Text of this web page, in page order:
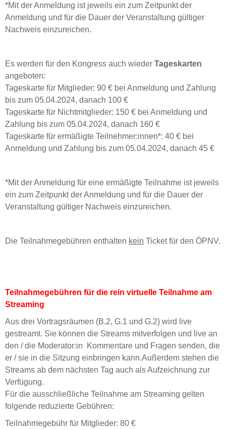
*Mit der Anmeldung ist jeweils ein zum Zeitpunkt der
Anmeldung und für die Dauer der Veranstaltung gültiger
Nachweis einzureichen.
Es werden für den Kongress auch wieder Tageskarten
angeboten:
Tageskarte für Mitglieder: 90 € bei Anmeldung und Zahlung
bis zum 05.04.2024, danach 100 €
Tageskarte für Nichtmitglieder: 150 € bei Anmeldung und
Zahlung bis zum 05.04.2024, danach 160 €
Tageskarte für ermäßigte Teilnehmer:innen*: 40 € bei
Anmeldung und Zahlung bis zum 05.04.2024, danach 45 €
*Mit der Anmeldung für eine ermäßigte Teilnahme ist jeweils
ein zum Zeitpunkt der Anmeldung und für die Dauer der
Veranstaltung gültiger Nachweis einzureichen.
Die Teilnahmegebühren enthalten kein Ticket für den ÖPNV.
Teilnahmegebühren für die rein virtuelle Teilnahme am
Streaming
Aus drei Vortragsräumen (B.2, G.1 und G.2) wird live
gestreamt. Sie können die Streams mitverfolgen und live an
den / die Moderator:in Kommentare und Fragen senden, die
er / sie in die Sitzung einbringen kann.Außerdem stehen die
Streams ab dem nächsten Tag auch als Aufzeichnung zur
Verfügung.
Für die ausschließliche Teilnahme am Streaming gelten
folgende reduzierte Gebühren:
Teilnahmegebühr für Mitglieder: 80 €